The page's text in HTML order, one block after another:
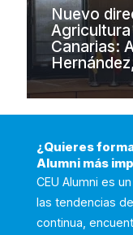
Nuevo
Agricultura
Canarias:
¿Quieres
Alumni más
CEU Alumni es
las tendencias
continua,